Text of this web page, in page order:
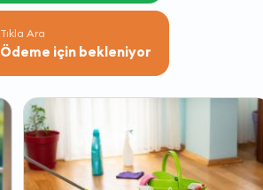
Tıkla Ara
Ödeme için bekleniyor